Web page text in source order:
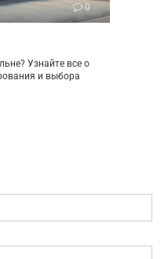
0
Узнайте все о
и выбора